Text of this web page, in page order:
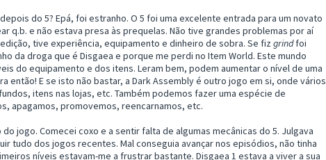
depois do 5? Epá, foi estranho. O 5 foi uma excelente entrada para um novato
q.b. e não estava presa às prequelas. Não tive grandes problemas por aí
tive experiência, equipamento e dinheiro de sobra. Se fizgrindfoi
da droga que é Disgaea e porque me perdi no Item World. Este mundo
do equipamento e dos itens. Leram bem, podem aumentar o nível de uma
então! E se isto não bastar, a Dark Assembly é outro jogo em si, onde vários
itens nas lojas, etc. Também podemos fazer uma espécie de
apagamos, promovemos, reencarnamos, etc.
jogo. Comecei coxo e a sentir falta de algumas mecânicas do 5. Julgava
tudo dos jogos recentes. Mal conseguia avançar nos episódios, não tinha
níveis estavam-me a frustrar bastante. Disgaea 1 estava a viver a sua